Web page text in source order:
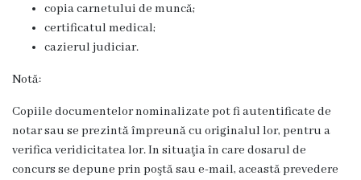
Transparență
achiziții
Transparență
copia carnetului de muncă;
certificatul medical;
cazierul judiciar.
Notă:
Copiile documentelor nominalizate pot fi autentificate de
notar sau se prezintă împreună cu originalul lor, pentru a
verifica veridicitatea lor. In situaţia în care dosarul de
concurs se depune prin poştă sau e-mail, această prevedere